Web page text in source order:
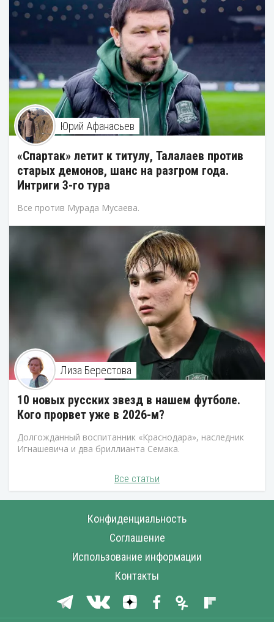
Юрий Афанасьев
«Спартак» летит к титулу, Талалаев против
старых демонов, шанс на разгром года.
Интриги 3-го тура
Все против Мурада Мусаева.
Лиза Берестова
10 новых русских звезд в нашем футболе.
Кого прорвет уже в 2026-м?
Долгожданный воспитанник «Краснодара», наследник
Игнашевича и два бриллианта Семака.
Все статьи
Конфиденциальность
Соглашение
Использование информации
Контакты